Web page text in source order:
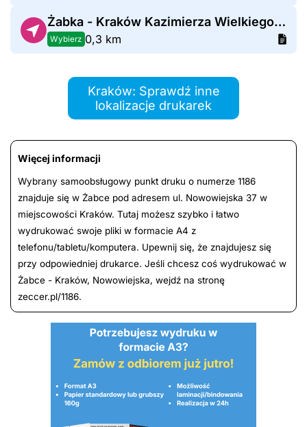
Żabka - Kraków Kazimierza Wielkiego 82
Wybierz 0,3 km
Kraków: Sprawdź inne
lokalizacje drukarek
Więcej informacji
Wybrany samoobsługowy punkt druku o numerze 1186
znajduje się w Żabce pod adresem ul. Nowowiejska 37 w
miejscowości Kraków. Tutaj możesz szybko i łatwo
wydrukować swoje pliki w formacie A4 z
telefonu/tabletu/komputera. Upewnij się, że znajdujesz się
przy odpowiedniej drukarce. Jeśli chcesz coś wydrukować w
Żabce - Kraków, Nowowiejska, wejdź na stronę
zeccer.pl/1186.